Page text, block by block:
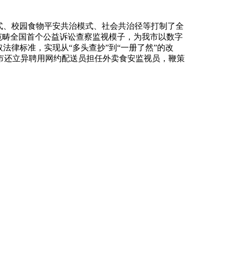
校园食物平安共治模式、社会共治径等打制了全
全国首个公益诉讼查察监视模子，为我市以数字
律标准，实现从“多头查抄”到“一册了然”的改
立异聘用网约配送员担任外卖食安监视员，鞭策